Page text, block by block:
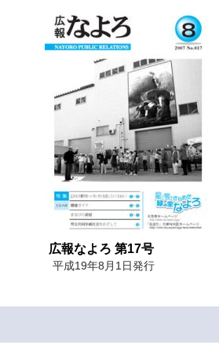
広報なよろ 第17号
平成19年8月1日発行